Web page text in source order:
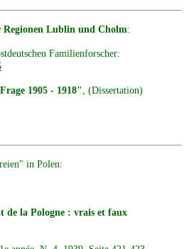
Regionen Lublin und Cholm:
Familienforscher:
1905 - 1918", (Dissertation)
in Polen:
de la Pologne : vrais et faux